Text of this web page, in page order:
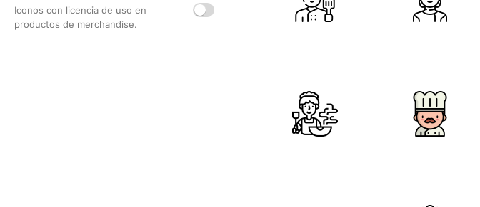
Iconos con licencia de uso en
productos de merchandise.